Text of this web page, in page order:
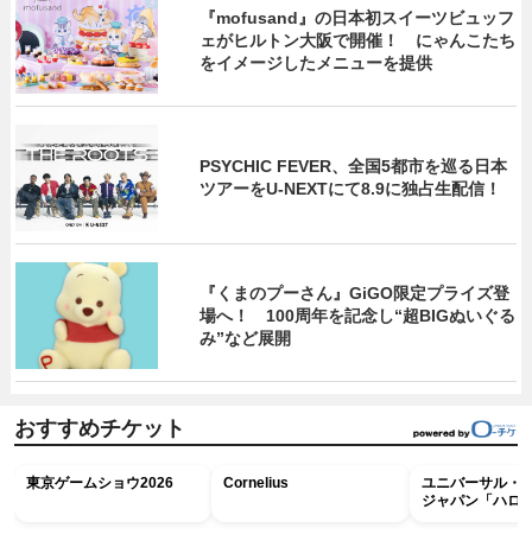
『mofusand』の日本初スイーツビュッフ
ェがヒルトン大阪で開催！ にゃんこたち
をイメージしたメニューを提供
PSYCHIC FEVER、全国5都市を巡る日本
ツアーをU‐NEXTにて8.9に独占生配信！
『くまのプーさん』GiGO限定プライズ登
場へ！ 100周年を記念し“超BIGぬいぐる
み”など展開
おすすめチケット
東京ゲームショウ2026 Cornelius
ユニバーサル・
ジャパン「ハロ